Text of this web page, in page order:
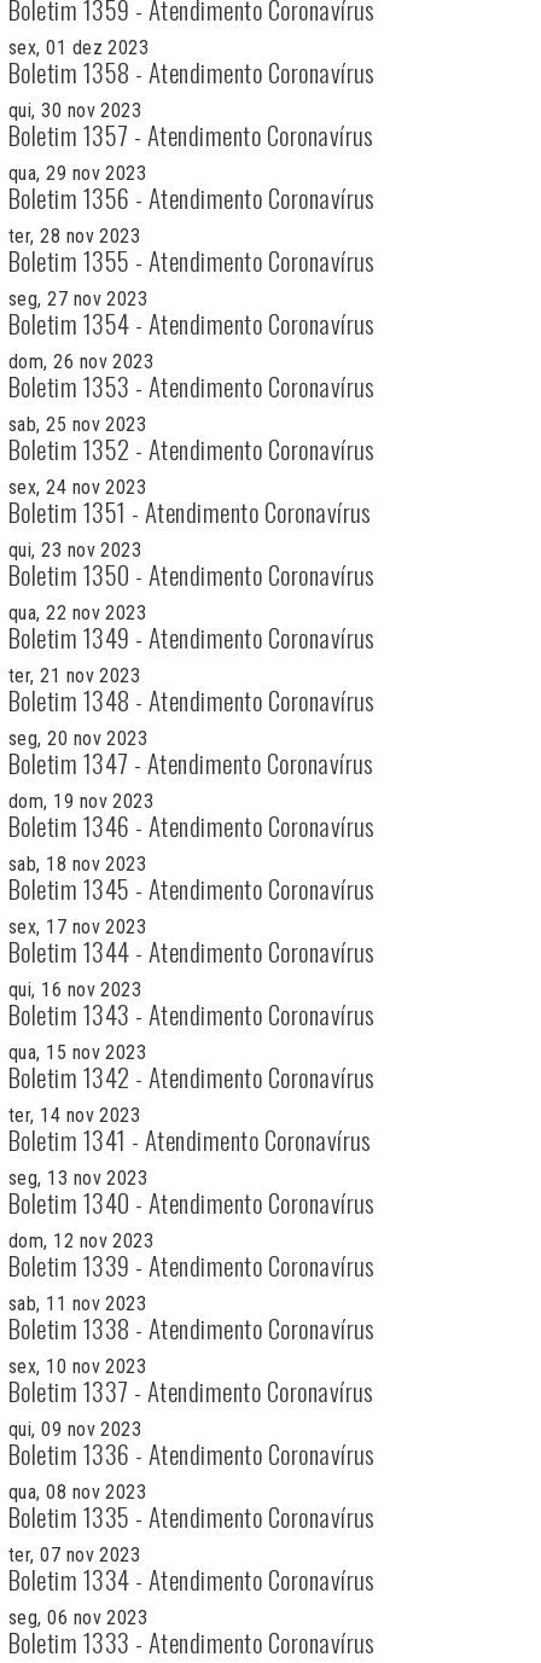
Boletim 1359 - Atendimento Coronavírus
sex, 01 dez 2023
Boletim 1358 - Atendimento Coronavírus
qui, 30 nov 2023
Boletim 1357 - Atendimento Coronavírus
qua, 29 nov 2023
Boletim 1356 - Atendimento Coronavírus
ter, 28 nov 2023
Boletim 1355 - Atendimento Coronavírus
seg, 27 nov 2023
Boletim 1354 - Atendimento Coronavírus
dom, 26 nov 2023
Boletim 1353 - Atendimento Coronavírus
sab, 25 nov 2023
Boletim 1352 - Atendimento Coronavírus
sex, 24 nov 2023
Boletim 1351 - Atendimento Coronavírus
qui, 23 nov 2023
Boletim 1350 - Atendimento Coronavírus
qua, 22 nov 2023
Boletim 1349 - Atendimento Coronavírus
ter, 21 nov 2023
Boletim 1348 - Atendimento Coronavírus
seg, 20 nov 2023
Boletim 1347 - Atendimento Coronavírus
dom, 19 nov 2023
Boletim 1346 - Atendimento Coronavírus
sab, 18 nov 2023
Boletim 1345 - Atendimento Coronavírus
sex, 17 nov 2023
Boletim 1344 - Atendimento Coronavírus
qui, 16 nov 2023
Boletim 1343 - Atendimento Coronavírus
qua, 15 nov 2023
Boletim 1342 - Atendimento Coronavírus
ter, 14 nov 2023
Boletim 1341 - Atendimento Coronavírus
seg, 13 nov 2023
Boletim 1340 - Atendimento Coronavírus
dom, 12 nov 2023
Boletim 1339 - Atendimento Coronavírus
sab, 11 nov 2023
Boletim 1338 - Atendimento Coronavírus
sex, 10 nov 2023
Boletim 1337 - Atendimento Coronavírus
qui, 09 nov 2023
Boletim 1336 - Atendimento Coronavírus
qua, 08 nov 2023
Boletim 1335 - Atendimento Coronavírus
ter, 07 nov 2023
Boletim 1334 - Atendimento Coronavírus
seg, 06 nov 2023
Boletim 1333 - Atendimento Coronavírus